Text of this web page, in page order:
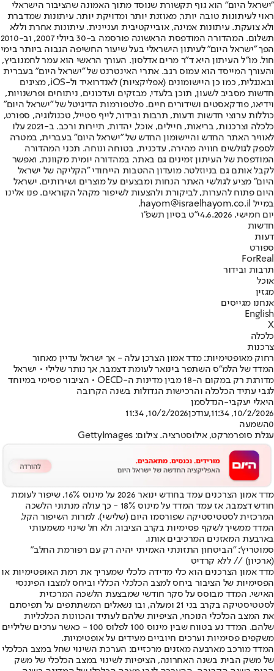
"ישראל היום" הוא גוף תקשורת שנוסד מתוך האמונה שהציבור הישראלי
ראוי לעיתונות טובה יותר, מאוזנת יותר ומדויקת יותר. עיתונות שמדברת
ולא צועקת. עיתונות אמינה, אובייקטיבית ועניינית. עיתונות אחרת וללא
תשלום. המהדורה המודפסת הראשונה פורסמה ב-30 ביולי 2007, וב-2010
הפך "ישראל היום" לעיתון הישראלי בעל שיעור החשיפה הגבוה ביותר בימי
חול. מו"ל העיתון היא ד"ר מרים אדלסון. העורך הראשי הוא עמר לחמנוביץ,
והעורך המייסד הוא עמוס רגב. אתרי האינטרנט של "ישראל היום" בעברית
ובאנגלית, כמו כן היישומונים (אפליקציות) לאנדרואיד ול-iOS, מציגים
חדשות מסביב לשעון, תוכן בלעדי, מבזקים ועדכונים, ניתוחים ופרשנויות,
וידיאו, פודקאסטים ושידורים חיים. פלטפורמות הדיגיטל של "ישראל היום"
כוללות ערוצי חדשות ודעות, תרבות ובידור, לייף סטייל, טכנולוגיה, ספורט,
כלכלה וצרכנות, בריאות, חיילים, אוכל, יהדות, תיירות ורכב. ב-2021 עלו
לאוויר האתר החדש והיישומון החדש של "ישראל היום" בעברית, במטרה
לספק לגולשים חוויה מהירה, עדכנית, בטוחה ונוחה. תכני המהדורה
המודפסת של העיתון זמינים גם באתר, במהדורה יומית מקוונת, ואפשר
לקבל אותם גם בניוזלטר. מועדון ההטבות הייחודי "הקליקה של ישראל
היום" מציע לגולשי האתר הנחות ומבצעים על מוצרים ושירותים. ישראל
היום פתוח להערות, לביקורת ולהצעות לשיפור מקהל הקוראים. פנו אלינו
במייל hayom@israelhayom.co.il.
יום חמישי, 4.6.2026
י"ט בסיון תשפ"ו
חדשות
דעות
ספורט
ForReal
תרבות ובידור
אוכל
מגזין
אנחנו מגייסים
English
X
כלכלה
צרכנות
רחוק מאופטימיות: מדד אמון הצרכן עלה - אך ישראל עדיין מאחור
המדד של הלמ"ס השתפר בינואר לעומת דצמבר, אך נותר שלילי • ישראל
מדורגת רק במקום ה-18 מבין מדינות ה-OECD • הציבור פסימי במיוחד
לגבי עתיד הכלכלה והרכישות הגדולות בשנה הקרובה
היאלי יעקבי-הנדלסמן
10/2/2026, 11:34
,עודכן10/2/2026, 11:34
0השמעה
עגלת סופרמרקט, אילוסטרציה. צילום: GettyImages
מדד אמון הצרכנים עמד בחודש ינואר 2026 על מינוס 16%, שיפור לעומת
חודש דצמבר, אז עמד המדד על מינוס 18% - כך עולה מנתוני הלשכה
המרכזית לסטטיסטיקה שפורסמו היום (שלישי). למרות השיפור הקל,
המדד ממשיך לשקף פסימיות בקרב הציבור, ולא חל שינוי משמעותי
בארבעת המאזנים המרכיבים אותו.
סמוטריץ': "הביטחון התזונתי האמיתי יהיה רק עם רפורמת החלב"
(ארכיון) // ללא קרדיט
מדד אמון הצרכנים הוא כלי מדידה כלכלי שמעריך את רמת האופטימיות או
הפסימיות של הציבור ביחס למצב הכלכלי הכללי וביחס למצבו הפיננסי
האישי. המדד מבוסס על סקר חודשי שמבצעת הלשכה המרכזית
לסטטיסטיקה בקרב בני 21 ומעלה, ובו נשאלים המשתתפים על תפיסתם
את המצב הכלכלי הנוכחי, הציפיות שלהם לעתיד והכוונות הכלכליות
שלהם. המדד נע בטווח שבין מינוס 100 לפלוס 100 - כאשר ערכים שליליים
משקפים פסימיות וערכים חיוביים מעידים על אופטימיות.
המדד מורכב מארבעה מאזנים מרכזיים: הערכת השינוי שחל במצב הכלכלי
של משק הבית בשנה האחרונה, הציפיות לשינוי במצב הכלכלי של משק